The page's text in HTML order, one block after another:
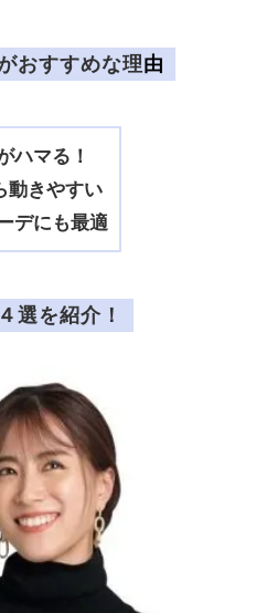
おすすめな理由
ハマる！
動きやすい
デにも最適
選を紹介！